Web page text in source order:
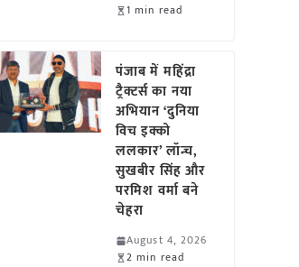
1 min read
पंजाब में महिंद्रा
ट्रैक्टर्स का नया
अभियान ‘दुनिया
विच इक्को
ललकार’ लॉन्च,
सुखबीर सिंह और
परमिश वर्मा बने
चेहरा
August 4, 2026
2 min read